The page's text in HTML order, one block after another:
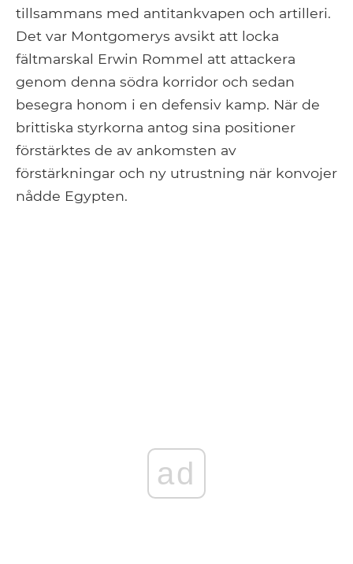
tillsammans med antitankvapen och artilleri.
Det var Montgomerys avsikt att locka
fältmarskal Erwin Rommel att attackera
genom denna södra korridor och sedan
besegra honom i en defensiv kamp. När de
brittiska styrkorna antog sina positioner
förstärktes de av ankomsten av
förstärkningar och ny utrustning när konvojer
nådde Egypten.
ad